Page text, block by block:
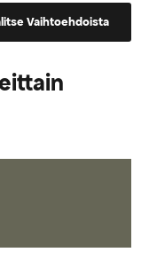
Vaihtoehdoista